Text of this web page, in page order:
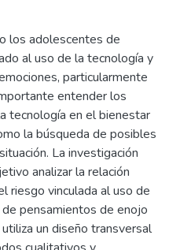
los adolescentes de
al uso de la tecnología y
particularmente
entender los
tecnología en el bienestar
la búsqueda de posibles
La investigación
analizar la relación
riesgo vinculada al uso de
pensamientos de enojo
un diseño transversal